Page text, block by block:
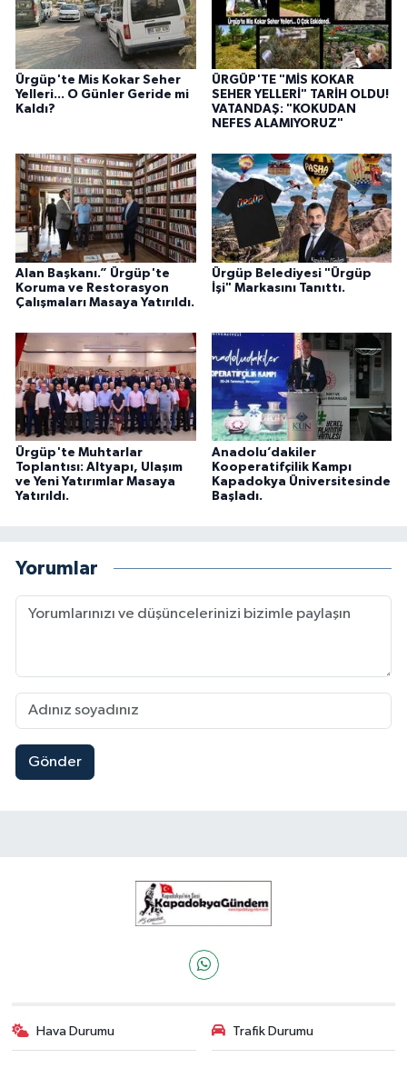
Ürgüp'te Mis Kokar Seher
Yelleri... O Günler Geride mi
Kaldı?
ÜRGÜP'TE "MİS KOKAR
SEHER YELLERİ" TARİH OLDU!
VATANDAŞ: "KOKUDAN
NEFES ALAMIYORUZ"
Alan Başkanı.” Ürgüp'te
Koruma ve Restorasyon
Çalışmaları Masaya Yatırıldı.
Ürgüp Belediyesi "Ürgüp
İşi" Markasını Tanıttı.
Ürgüp'te Muhtarlar
Toplantısı: Altyapı, Ulaşım
ve Yeni Yatırımlar Masaya
Yatırıldı.
Anadolu’dakiler
Kooperatifçilik Kampı
Kapadokya Üniversitesinde
Başladı.
Yorumlar
Gönder
Hava Durumu Trafik Durumu